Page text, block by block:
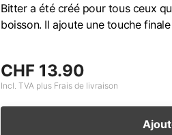
Bitter a été créé pour tous ceux
boisson. Il ajoute une touche
CHF 13.90
Incl. TVA plus Frais de livraison